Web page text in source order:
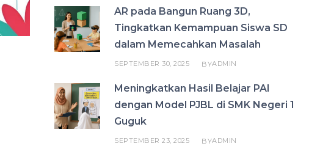
AR pada Bangun Ruang 3D,
Tingkatkan Kemampuan Siswa SD
dalam Memecahkan Masalah
SEPTEMBER 30, 2025 BYADMIN
Meningkatkan Hasil Belajar PAI
dengan Model PJBL di SMK Negeri 1
Guguk
SEPTEMBER 23, 2025 BYADMIN